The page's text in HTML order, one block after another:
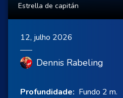
Estrella de capitán
12, julho 2026
Dennis Rabeling
Profundidade: Fundo 2 m.